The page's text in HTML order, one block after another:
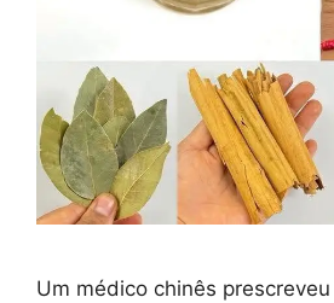
Um médico chinês